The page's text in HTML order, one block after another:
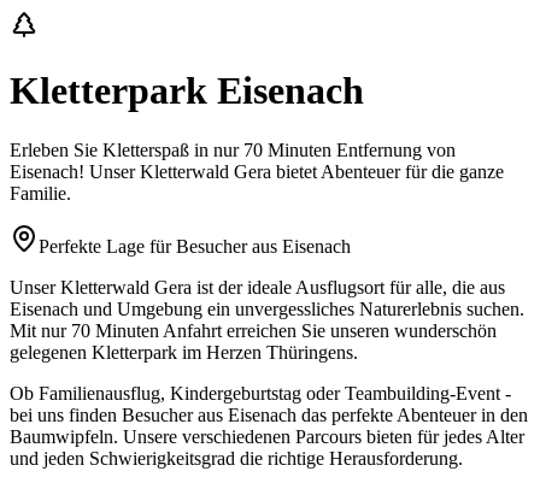
Kletterpark Eisenach
Erleben Sie Kletterspaß in nur 70 Minuten Entfernung von
Eisenach! Unser Kletterwald Gera bietet Abenteuer für die ganze
Familie.
Perfekte Lage für Besucher aus Eisenach
Unser Kletterwald Gera ist der ideale Ausflugsort für alle, die aus
Eisenach und Umgebung ein unvergessliches Naturerlebnis suchen.
Mit nur 70 Minuten Anfahrt erreichen Sie unseren wunderschön
gelegenen Kletterpark im Herzen Thüringens.
Ob Familienausflug, Kindergeburtstag oder Teambuilding-Event -
bei uns finden Besucher aus Eisenach das perfekte Abenteuer in den
Baumwipfeln. Unsere verschiedenen Parcours bieten für jedes Alter
und jeden Schwierigkeitsgrad die richtige Herausforderung.